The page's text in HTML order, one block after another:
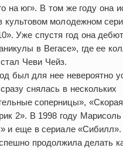
на юг». В том же году она
культовом молодежном
Уже спустя год она
в Вегасе», где ее
Чеви Чейз.
был для нее невероятно
снялась в нескольких
соперницы»,
2». В 1998 году
и еще в сериале «Сибилл».
продолжила делать